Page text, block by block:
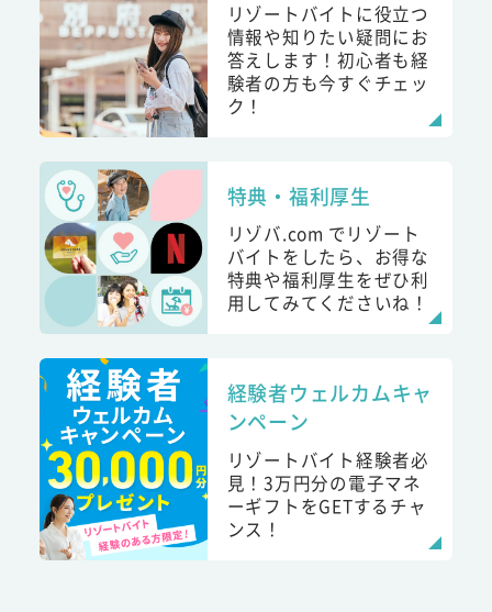
リゾートバイトに役立つ
情報や知りたい疑問にお
答えします！初心者も経
験者の方も今すぐチェッ
ク！
特典・福利厚生
リゾバ.com でリゾート
バイトをしたら、お得な
特典や福利厚生をぜひ利
用してみてくださいね！
経験者ウェルカムキャ
ンペーン
リゾートバイト経験者必
見！3万円分の電子マネ
ーギフトをGETするチャ
ンス！